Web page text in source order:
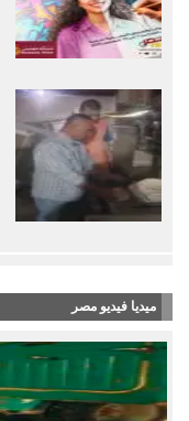
ميديا فيديو مصر